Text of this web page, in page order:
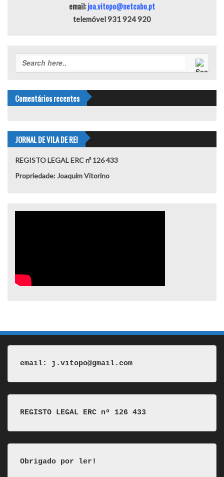
email:joa.vitopo@netcabo.pt
telemóvel 931 924 920
Comentários recentes
JORNAL DE VILA DE REI
REGISTO LEGAL ERC nº 126 433
Propriedade: Joaquim Vitorino
email: j.vitopo@gmail.com
REGISTO LEGAL ERC nº 126 433
Obrigado por ler!